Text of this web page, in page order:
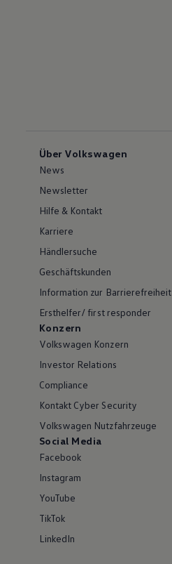
Über Volkswagen
News
Newsletter
Hilfe & Kontakt
Karriere
Händlersuche
Geschäftskunden
Information zur Barrierefreiheit
Ersthelfer/ first responder
Konzern
Volkswagen Konzern
Investor Relations
Compliance
Kontakt Cyber Security
Volkswagen Nutzfahrzeuge
Social Media
Facebook
Instagram
YouTube
TikTok
LinkedIn